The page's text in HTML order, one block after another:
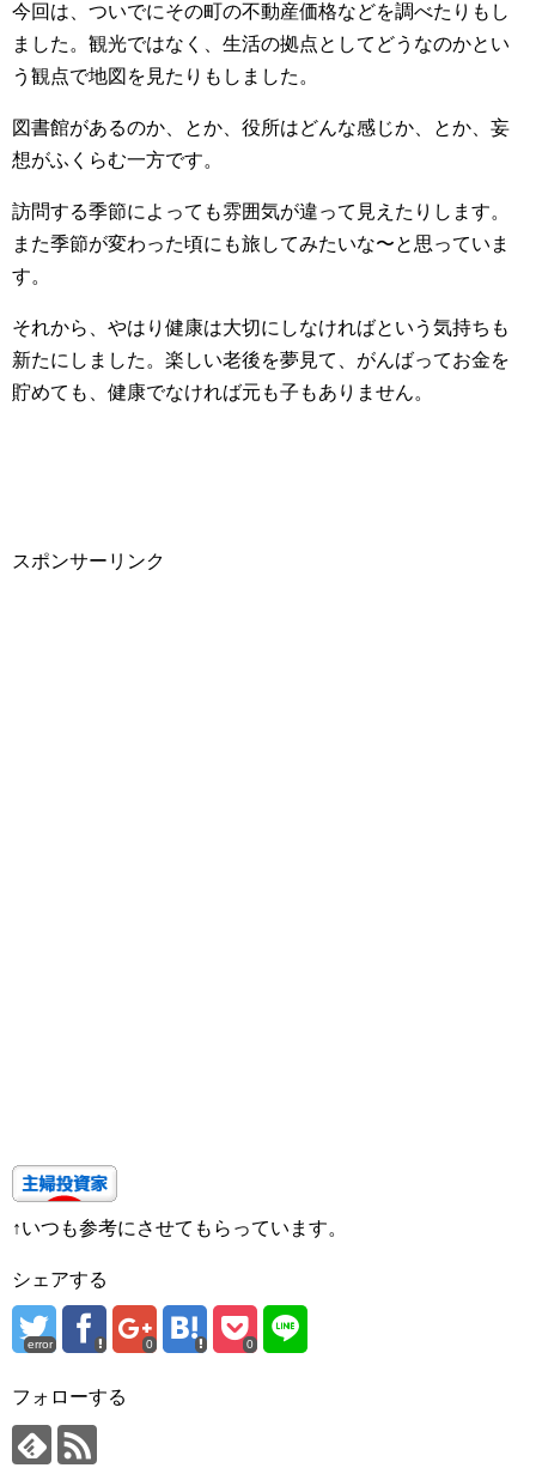
今回は、ついでにその町の不動産価格などを調べたりもし
ました。観光ではなく、生活の拠点としてどうなのかとい
う観点で地図を見たりもしました。
図書館があるのか、とか、役所はどんな感じか、とか、妄
想がふくらむ一方です。
訪問する季節によっても雰囲気が違って見えたりします。
また季節が変わった頃にも旅してみたいな〜と思っていま
す。
それから、やはり健康は大切にしなければという気持ちも
新たにしました。楽しい老後を夢見て、がんばってお金を
貯めても、健康でなければ元も子もありません。
スポンサーリンク
↑いつも参考にさせてもらっています。
シェアする
error 0 0
フォローする